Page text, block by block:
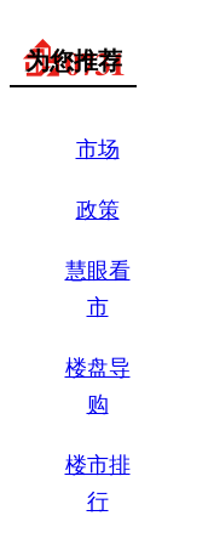
为您推荐
市场
政策
慧眼看
市
楼盘导
购
楼市排
行